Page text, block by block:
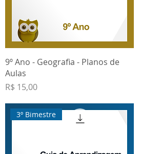
9º Ano - Geografia - Planos de
Aulas
Preço
R$ 15,00
3º Bimestre